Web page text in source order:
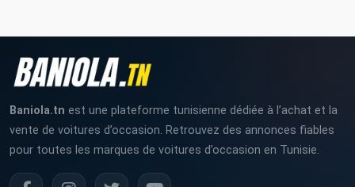
Baniola.tn est une plateforme tunisienne dédiée à l’achat et la
vente de voitures d’occasion. Retrouvez des annonces fiables
pour toutes les marques de voitures d’occasion en Tunisie.